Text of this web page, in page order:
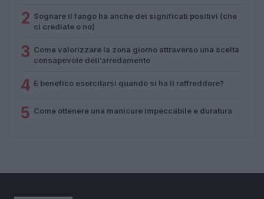
2 Sognare il fango ha anche dei significati positivi (che
ci crediate o no)
3 Come valorizzare la zona giorno attraverso una scelta
consapevole dell’arredamento
4 È benefico esercitarsi quando si ha il raffreddore?
5 Come ottenere una manicure impeccabile e duratura